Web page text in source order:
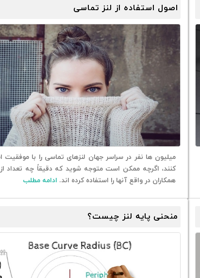
اصول استفاده از لنز تماسی
میلیون ها نفر در سراسر جهان لنزهای تماسی را با موفقیت
کنند، اگرچه ممکن است متوجه شوید که دقیقاً چه تعداد
همکاران در واقع آنها را استفاده کرده اند. ادامه مطلب
منحنی پایه لنز چیست؟